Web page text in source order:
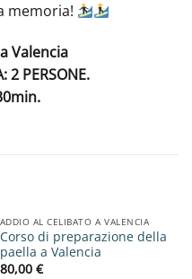
memoria!
Valencia
2 PERSONE.
ADDIO AL CELIBATO A VALENCIA
Corso di preparazione della
paella a Valencia
80,00 €